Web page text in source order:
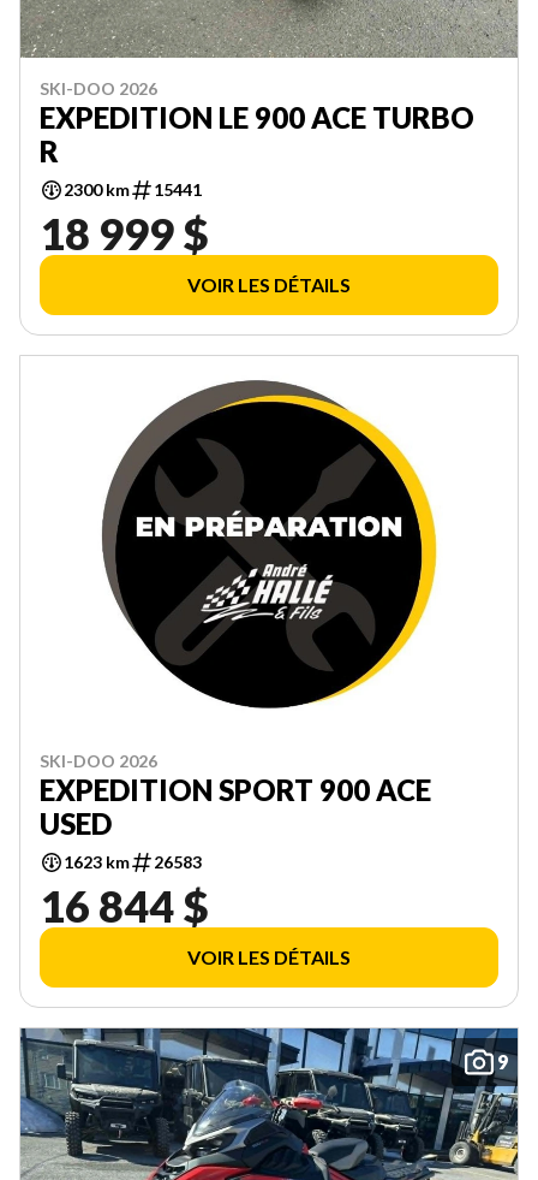
SKI-DOO 2026
EXPEDITION LE 900 ACE TURBO
R
2300 km 15441
18 999 $
VOIR LES DÉTAILS
SKI-DOO 2026
EXPEDITION SPORT 900 ACE
USED
1623 km 26583
16 844 $
VOIR LES DÉTAILS
9